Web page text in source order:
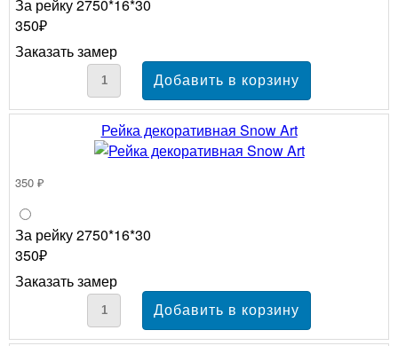
За рейку 2750*16*30
350₽
Заказать замер
Рейка декоративная Snow Art
350 ₽
За рейку 2750*16*30
350₽
Заказать замер